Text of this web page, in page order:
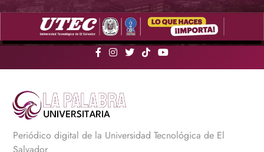
Saltar
La Palabra Universitaria
Periódico digital de la Universidad Tecnológica de El